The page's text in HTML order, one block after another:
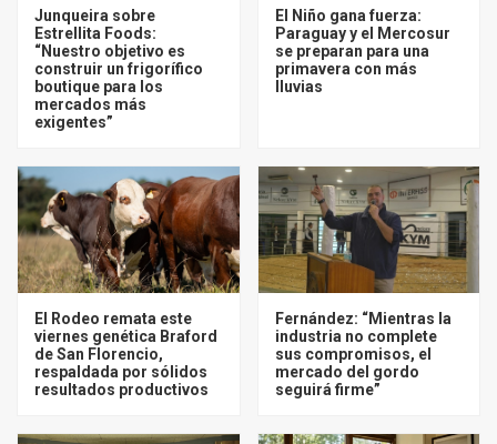
Junqueira sobre
Estrellita Foods:
“Nuestro objetivo es
construir un frigorífico
boutique para los
mercados más
exigentes”
El Niño gana fuerza:
Paraguay y el Mercosur
se preparan para una
primavera con más
lluvias
El Rodeo remata este
viernes genética Braford
de San Florencio,
respaldada por sólidos
resultados productivos
Fernández: “Mientras la
industria no complete
sus compromisos, el
mercado del gordo
seguirá firme”